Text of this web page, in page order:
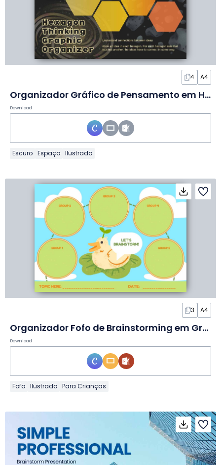
4 A4
Organizador Gráfico de Pensamento em Hexágonos em Slides
Download
Escuro Espaço Ilustrado
3 A4
Organizador Fofo de Brainstorming em Grupo em Slides
Download
Fofo Ilustrado Para Crianças